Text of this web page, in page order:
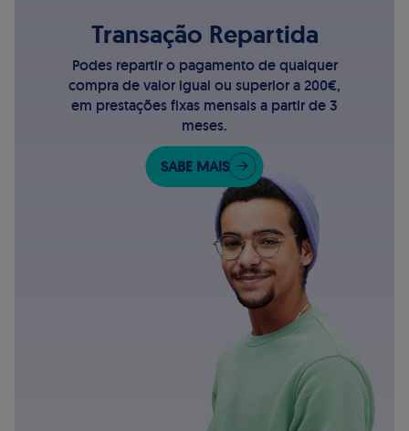
Transação Repartida
Podes repartir o pagamento de qualquer
compra de valor igual ou superior a 200€,
em prestações fixas mensais a partir de 3
meses.
SABE MAIS